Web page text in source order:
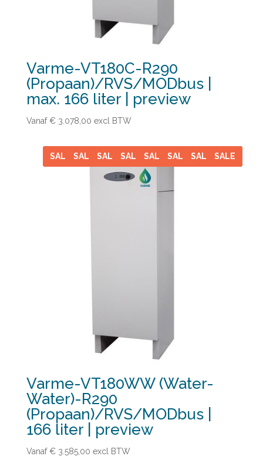
Varme-VT180C-R290
(Propaan)/RVS/MODbus |
max. 166 liter | preview
Vanaf € 3.078,00 excl BTW
SALE SALE SALE SALE SALE SALE SALE SALE
Varme-VT180WW (Water-
Water)-R290
(Propaan)/RVS/MODbus |
166 liter | preview
Vanaf € 3.585,00 excl BTW